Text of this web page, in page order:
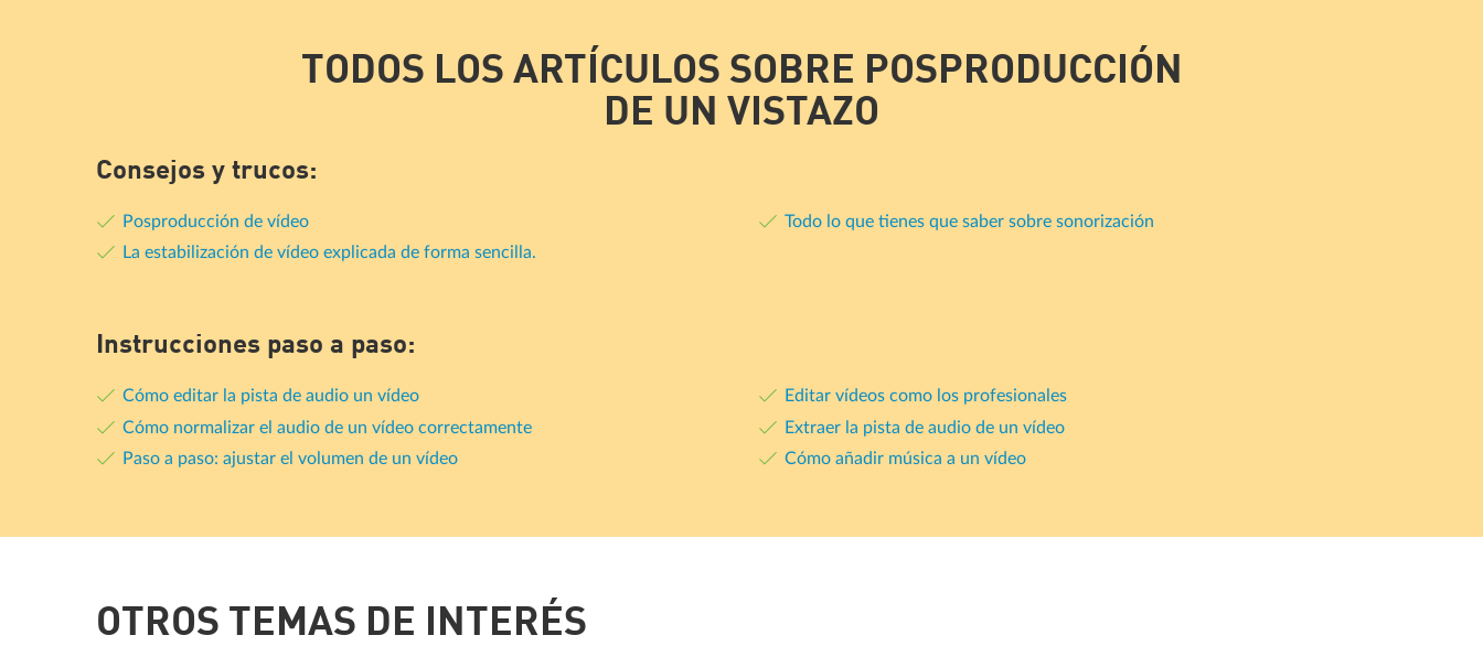
TODOS LOS ARTÍCULOS SOBRE POSPRODUCCIÓN
DE UN VISTAZO
Consejos y trucos:
Posproducción de vídeo
La estabilización de vídeo explicada de forma sencilla.
Todo lo que tienes que saber sobre sonorización
Instrucciones paso a paso:
Cómo editar la pista de audio un vídeo
Cómo normalizar el audio de un vídeo correctamente
Paso a paso: ajustar el volumen de un vídeo
Editar vídeos como los profesionales
Extraer la pista de audio de un vídeo
Cómo añadir música a un vídeo
OTROS TEMAS DE INTERÉS